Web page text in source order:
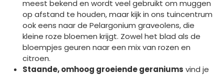
meest bekend en wordt veel gebruikt om muggen
op afstand te houden, maar kijk in ons tuincentrum
ook eens naar de Pelargonium graveolens, die
kleine roze bloemen krijgt. Zowel het blad als de
bloempjes geuren naar een mix van rozen en
citroen.
Staande, omhoog groeiende geraniums vind je